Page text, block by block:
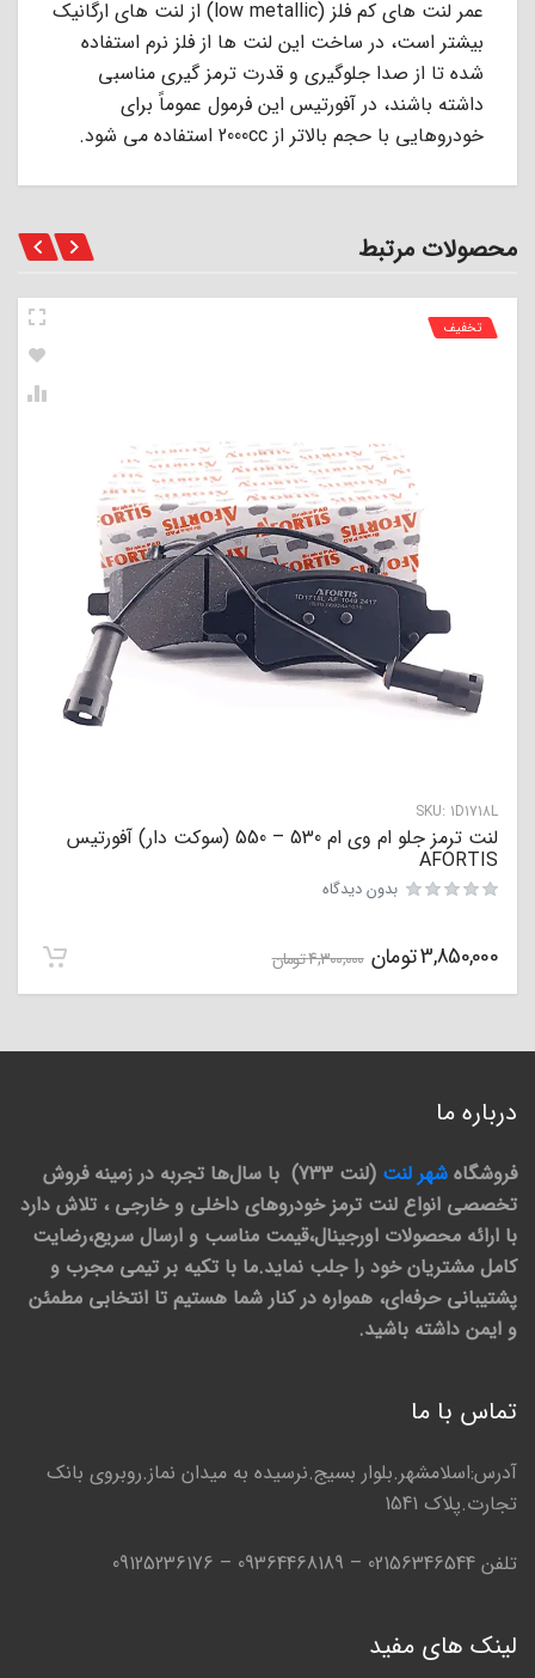
عمر ﻟﻨﺖ ﻫﺎى ﮐﻢ ﻓﻠﺰ (low metallic) از ﻟﻨﺖ ﻫﺎى ارﮔﺎﻧﯿﮏ
ﺑﯿﺸﺘﺮ اﺳﺖ، در ﺳﺎﺧﺖ اﯾﻦ ﻟﻨﺖ ﻫﺎ از ﻓﻠﺰ ﻧﺮم اﺳﺘﻔﺎده
ﺷﺪه ﺗﺎ از ﺻﺪا ﺟﻠﻮﮔﯿﺮى و ﻗﺪرت ﺗﺮﻣﺰ ﮔﯿﺮى ﻣﻨﺎﺳﺒﻰ
داﺷﺘﻪ ﺑﺎﺷﻨﺪ، در آﻓﻮرﺗﯿﺲ اﯾﻦ ﻓﺮﻣﻮل ﻋﻤﻮﻣﺎً ﺑﺮاى
ﺧﻮدروﻫﺎﯾﻰ ﺑﺎ ﺣﺠﻢ ﺑﺎﻻﺗﺮ از 2000cc اﺳﺘﻔﺎده ﻣﻰ ﺷﻮد.
محصولات مرتبط
SKU: 1D1718L
تخفیف
لنت ترمز جلو ام وی ام 530 – 550 (سوکت دار) آفورتیس
AFORTIS
بدون دیدگاه
3,850,000تومان 4,300,000تومان
درباره ما
فروشگاه شهر لنت
(لنت 733) با سال‌ها تجربه در زمینه فروش
تخصصی انواع لنت ترمز خودروهای داخلی و خارجی ، تلاش دارد
با ارائه محصولات اورجینال،قیمت مناسب و ارسال سریع،رضایت
کامل مشتریان خود را جلب نماید.ما با تکیه بر تیمی مجرب و
پشتیبانی حرفه‌ای، همواره در کنار شما هستیم تا انتخابی مطمئن
و ایمن داشته باشید.
تماس با ما
آدرس:اسلامشهر.بلوار بسیج.نرسیده به میدان نماز.روبروی بانک
تجارت.پلاک 1541
تلفن 02156346544 – 09364468189 – 09125236176
لینک های مفید